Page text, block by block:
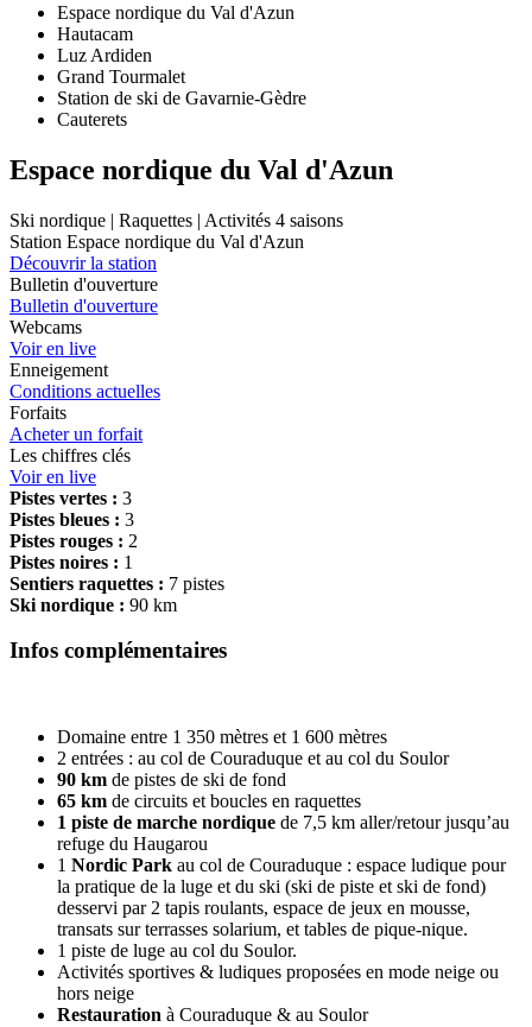
Espace nordique du Val d'Azun
Hautacam
Luz Ardiden
Grand Tourmalet
Station de ski de Gavarnie-Gèdre
Cauterets
Espace nordique du Val d'Azun
Ski nordique | Raquettes | Activités 4 saisons
Station Espace nordique du Val d'Azun
Découvrir la station
Bulletin d'ouverture
Bulletin d'ouverture
Webcams
Voir en live
Enneigement
Conditions actuelles
Forfaits
Acheter un forfait
Les chiffres clés
Voir en live
Pistes vertes : 3
Pistes bleues : 3
Pistes rouges : 2
Pistes noires : 1
Sentiers raquettes : 7 pistes
Ski nordique : 90 km
Infos complémentaires
Domaine entre 1 350 mètres et 1 600 mètres
2 entrées : au col de Couraduque et au col du Soulor
90 km de pistes de ski de fond
65 km de circuits et boucles en raquettes
1 piste de marche nordique de 7,5 km aller/retour jusqu’au
refuge du Haugarou
1 Nordic Park au col de Couraduque : espace ludique pour
la pratique de la luge et du ski (ski de piste et ski de fond)
desservi par 2 tapis roulants, espace de jeux en mousse,
transats sur terrasses solarium, et tables de pique-nique.
1 piste de luge au col du Soulor.
Activités sportives & ludiques proposées en mode neige ou
hors neige
Restauration à Couraduque & au Soulor